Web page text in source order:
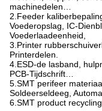
machinedelen…
2.Feeder
Voederopslag, IC-
Voederlaadeenheid,
3.Printer
Printerdelen.
4.ESD-de lasband,
PCB-Tijdschrift…
5.SMT perifeer
Soldeerseldeeg,
6.SMT product